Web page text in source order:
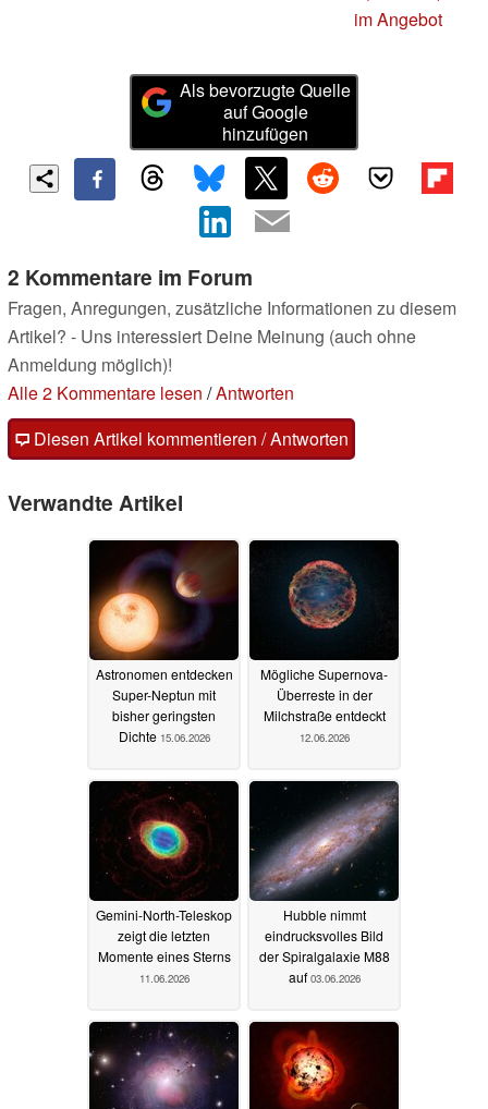
im Angebot
Als bevorzugte Quelle
auf Google
hinzufügen
2 Kommentare im Forum
Fragen, Anregungen, zusätzliche Informationen zu diesem
Artikel? - Uns interessiert Deine Meinung (auch ohne
Anmeldung möglich)!
Alle 2 Kommentare lesen /Antworten
Diesen Artikel kommentieren / Antworten
Verwandte Artikel
Astronomen entdecken
Super-Neptun mit
bisher geringsten
Dichte 15.06.2026
Mögliche Supernova-
Überreste in der
Milchstraße entdeckt
12.06.2026
Gemini-North-Teleskop
zeigt die letzten
Momente eines Sterns
11.06.2026
Hubble nimmt
eindrucksvolles Bild
der Spiralgalaxie M88
auf 03.06.2026